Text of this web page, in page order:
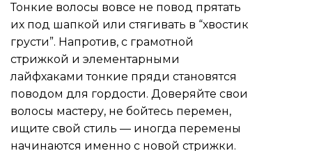
Тонкие волосы вовсе не повод прятать
их под шапкой или стягивать в “хвостик
грусти”. Напротив, с грамотной
стрижкой и элементарными
лайфхаками тонкие пряди становятся
поводом для гордости. Доверяйте свои
волосы мастеру, не бойтесь перемен,
ищите свой стиль — иногда перемены
начинаются именно с новой стрижки.